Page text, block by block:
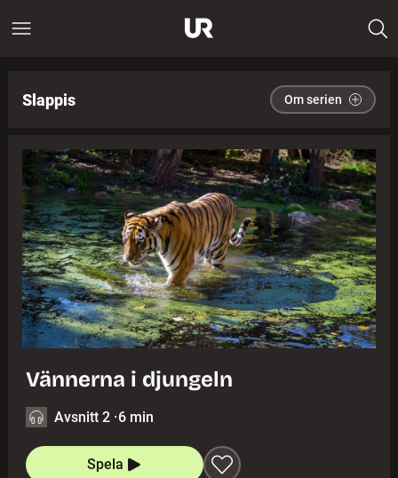
Slappis Om serien
Vännerna i djungeln
Avsnitt 2 ·6 min
Spela